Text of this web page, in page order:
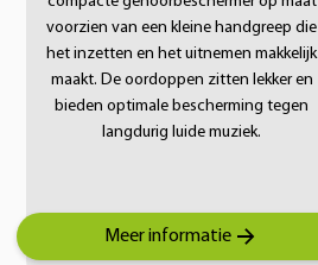
voorzien van een kleine handgreep die
het inzetten en het uitnemen makkelijk
maakt. De oordoppen zitten lekker en
bieden optimale bescherming tegen
langdurig luide muziek.
Meer informatie